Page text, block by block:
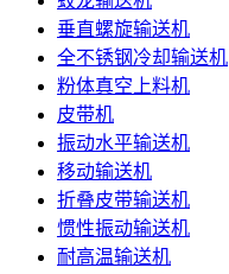
垂直螺旋输送机
全不锈钢冷却输送机
粉体真空上料机
皮带机
振动水平输送机
移动输送机
折叠皮带输送机
惯性振动输送机
耐高温输送机